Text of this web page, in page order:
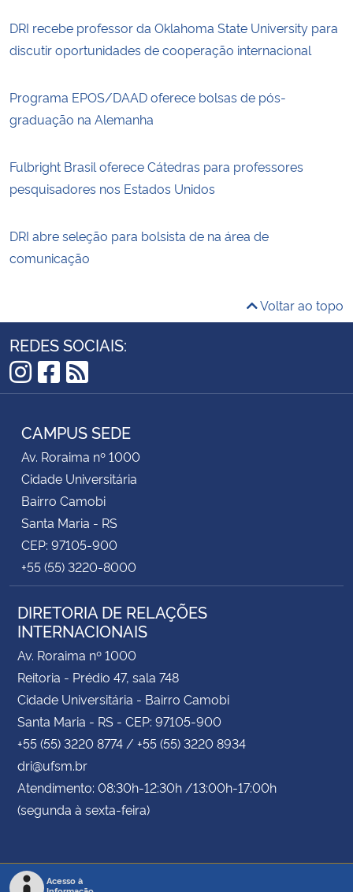
DRI recebe professor da Oklahoma State University para
discutir oportunidades de cooperação internacional
Programa EPOS/DAAD oferece bolsas de pós-
graduação na Alemanha
Fulbright Brasil oferece Cátedras para professores
pesquisadores nos Estados Unidos
DRI abre seleção para bolsista de na área de
comunicação
Voltar ao topo
REDES SOCIAIS:
Instagram
Facebook
RSS
CAMPUS SEDE
Av. Roraima nº 1000
Cidade Universitária
Bairro Camobi
Santa Maria - RS
CEP: 97105-900
+55 (55) 3220-8000
DIRETORIA DE RELAÇÕES
INTERNACIONAIS
Av. Roraima nº 1000
Reitoria - Prédio 47, sala 748
Cidade Universitária - Bairro Camobi
Santa Maria - RS - CEP: 97105-900
+55 (55) 3220 8774 / +55 (55) 3220 8934
dri@ufsm.br
Atendimento: 08:30h-12:30h /13:00h-17:00h
(segunda à sexta-feira)
Acesso à